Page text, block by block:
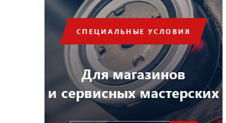
СПЕЦИАЛЬНЫЕ УСЛОВИЯ
Для магазинов
и сервисных мастерских